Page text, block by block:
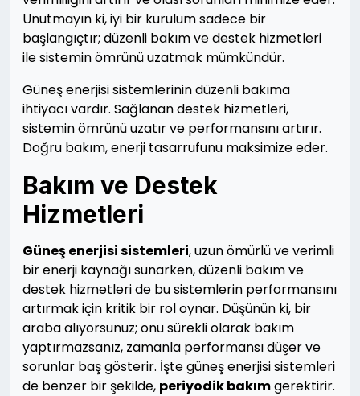
Unutmayın ki, iyi bir kurulum sadece bir
başlangıçtır; düzenli bakım ve destek hizmetleri
ile sistemin ömrünü uzatmak mümkündür.
Güneş enerjisi sistemlerinin düzenli bakıma
ihtiyacı vardır. Sağlanan destek hizmetleri,
sistemin ömrünü uzatır ve performansını artırır.
Doğru bakım, enerji tasarrufunu maksimize eder.
Bakım ve Destek
Hizmetleri
Güneş enerjisi sistemleri, uzun ömürlü ve verimli
bir enerji kaynağı sunarken, düzenli bakım ve
destek hizmetleri de bu sistemlerin performansını
artırmak için kritik bir rol oynar. Düşünün ki, bir
araba alıyorsunuz; onu sürekli olarak bakım
yaptırmazsanız, zamanla performansı düşer ve
sorunlar baş gösterir. İşte güneş enerjisi sistemleri
de benzer bir şekilde, periyodik bakımgerektirir.